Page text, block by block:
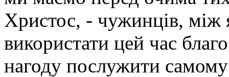
Христос, - чужинців, між
використати цей час
нагоду послужити